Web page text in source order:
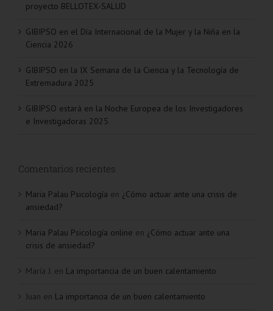
proyecto BELLOTEX-SALUD
GIBIPSO en el Día Internacional de la Mujer y la Niña en la
Ciencia 2026
GIBIPSO en la IX Semana de la Ciencia y la Tecnología de
Extremadura 2025
GIBIPSO estará en la Noche Europea de los Investigadores
e Investigadoras 2025
Comentarios recientes
Maria Palau Psicología en ¿Cómo actuar ante una crisis de
ansiedad?
Maria Palau Psicología online en ¿Cómo actuar ante una
crisis de ansiedad?
María J. en La importancia de un buen calentamiento
Juan en La importancia de un buen calentamiento